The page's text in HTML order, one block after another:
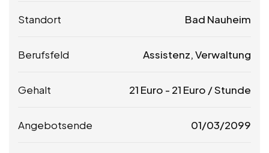
Standort Bad Nauheim
Berufsfeld Assistenz, Verwaltung
Gehalt 21 Euro - 21 Euro / Stunde
Angebotsende 01/03/2099